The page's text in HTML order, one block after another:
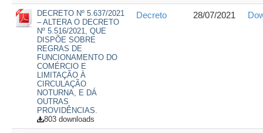
DECRETO Nº 5.637/2021
– ALTERA O DECRETO
Nº 5.516/2021, QUE
DISPÕE SOBRE
REGRAS DE
FUNCIONAMENTO DO
COMÉRCIO E
LIMITAÇÃO À
CIRCULAÇÃO
NOTURNA, E DÁ
OUTRAS
PROVIDÊNCIAS.
803 downloads
Decreto 28/07/2021